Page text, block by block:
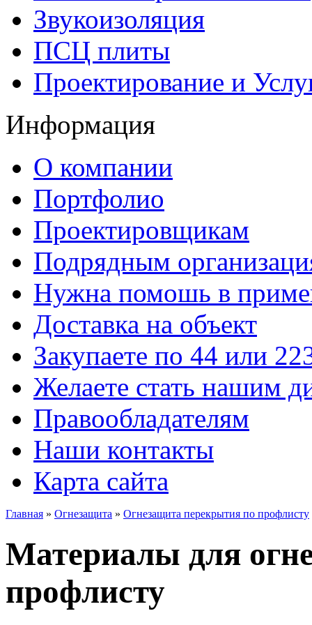
Звукоизоляция
ПСЦ плиты
Проектирование и
Информация
О компании
Портфолио
Проектировщикам
Подрядным
Нужна помошь в
Доставка на объект
Закупаете по 44 или
Желаете стать нашим
Правообладателям
Наши контакты
Карта сайта
Главная » Огнезащита » Огнезащита перекрытия по профлисту
Материалы для
профлисту